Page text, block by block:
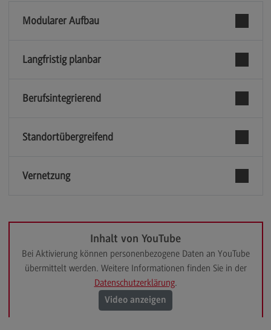
Informatik
(External link)
Rahmenbedingungen
Kontakt
Integrated Engineering
Modulangebot
Berufsperspektiven
Kontakt
Modularer Aufbau
Langfristig planbar
Berufsintegrierend
Standortübergreifend
Vernetzung
Inhalt von YouTube
Bei Aktivierung können personenbezogene Daten an YouTube
übermittelt werden. Weitere Informationen finden Sie in der
Datenschutzerklärung.
Video anzeigen